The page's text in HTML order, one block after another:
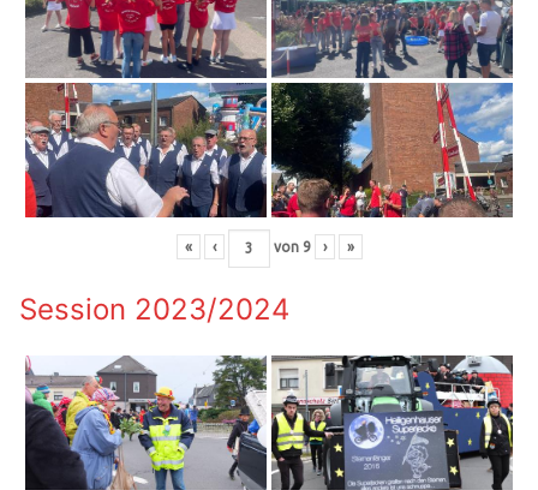
« ‹ von 9 › »
Session 2023/2024